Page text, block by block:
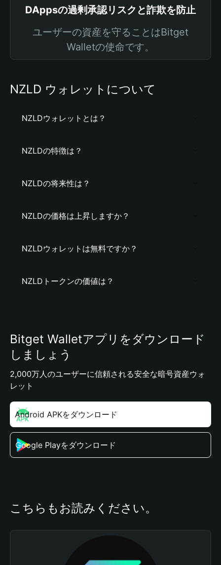
DAppsの過剰承認リスクと詐欺を防止
ユーザーの資産を守ることはBitget
Walletの使命です。
NZLD ウォレットについて
NZLDウォレットとは？
NZLDの特徴は？
NZLDの将来性は？
NZLDの価格は上昇しますか？
NZLDウォレットは無料ですか？
NZLDトークンの価値は？
Bitget Walletアプリをダウンロード
しましょう
2,000万人のユーザーに信頼される安全な暗号資産ウォ
レット
Android APKをダウンロード
Google Playをダウンロード
こちらもお読みください。